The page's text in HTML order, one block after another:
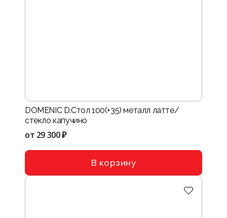
DOMENIC D.Стол 100(+35) металл латте/
стекло капучино
от 29 300 ₽
В корзину